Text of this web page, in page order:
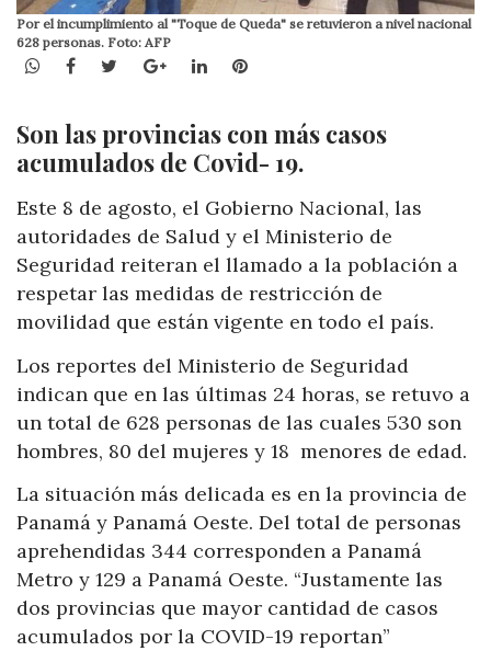
Por el incumplimiento al "Toque de Queda" se retuvieron a nivel nacional
628 personas. Foto: AFP
WhatsApp
Facebook
TwitterGoogle+LinkedInPinterest
Son las provincias con más casos
acumulados de Covid- 19.
Este 8 de agosto, el Gobierno Nacional, las
autoridades de Salud y el Ministerio de
Seguridad reiteran el llamado a la población a
respetar las medidas de restricción de
movilidad que están vigente en todo el país.
Los reportes del Ministerio de Seguridad
indican que en las últimas 24 horas, se retuvo a
un total de 628 personas de las cuales 530 son
hombres, 80 del mujeres y 18 menores de edad.
La situación más delicada es en la provincia de
Panamá y Panamá Oeste. Del total de personas
aprehendidas 344 corresponden a Panamá
Metro y 129 a Panamá Oeste. “Justamente las
dos provincias que mayor cantidad de casos
acumulados por la COVID-19 reportan”